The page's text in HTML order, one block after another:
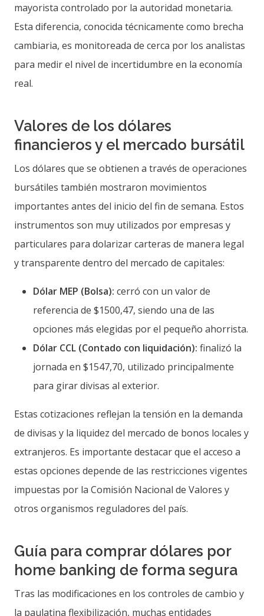
mayorista controlado por la autoridad monetaria.
Esta diferencia, conocida técnicamente como brecha
cambiaria, es monitoreada de cerca por los analistas
para medir el nivel de incertidumbre en la economía
real.
Valores de los dólares
financieros y el mercado bursátil
Los dólares que se obtienen a través de operaciones
bursátiles también mostraron movimientos
importantes antes del inicio del fin de semana. Estos
instrumentos son muy utilizados por empresas y
particulares para dolarizar carteras de manera legal
y transparente dentro del mercado de capitales:
Dólar MEP (Bolsa): cerró con un valor de
referencia de $1500,47, siendo una de las
opciones más elegidas por el pequeño ahorrista.
Dólar CCL (Contado con liquidación): finalizó la
jornada en $1547,70, utilizado principalmente
para girar divisas al exterior.
Estas cotizaciones reflejan la tensión en la demanda
de divisas y la liquidez del mercado de bonos locales y
extranjeros. Es importante destacar que el acceso a
estas opciones depende de las restricciones vigentes
impuestas por la Comisión Nacional de Valores y
otros organismos reguladores del país.
Guía para comprar dólares por
home banking de forma segura
Tras las modificaciones en los controles de cambio y
la paulatina flexibilización, muchas entidades